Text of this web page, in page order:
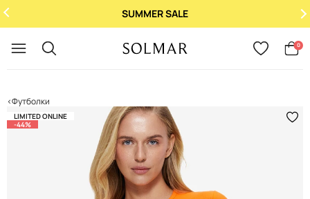
SUMMER SALE
0
Футболки
LIMITED ONLINE
-44%